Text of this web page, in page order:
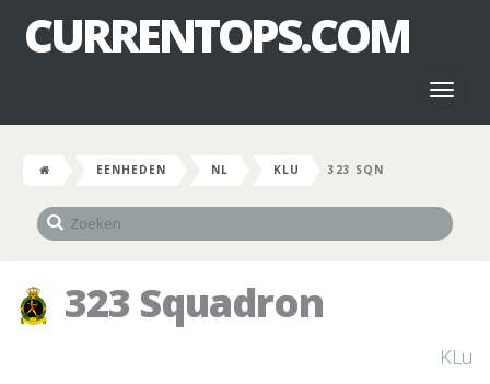
CURRENTOPS.COM
EENHEDEN NL KLU 323 SQN
323 Squadron
KLu